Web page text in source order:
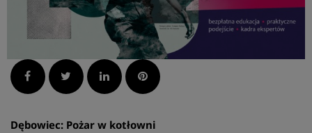
Facebook Twitter LinkedInPinterest
Dębowiec: Pożar w kotłowni